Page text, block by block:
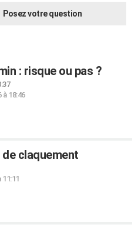
Posez votre question
: risque ou pas ?
à 18:46
claquement
11:11